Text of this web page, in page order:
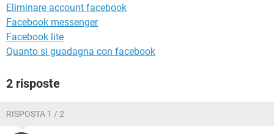
Eliminare account facebook
Facebook messenger
Facebook lite
Quanto si guadagna con facebook
2 risposte
RISPOSTA 1 / 2